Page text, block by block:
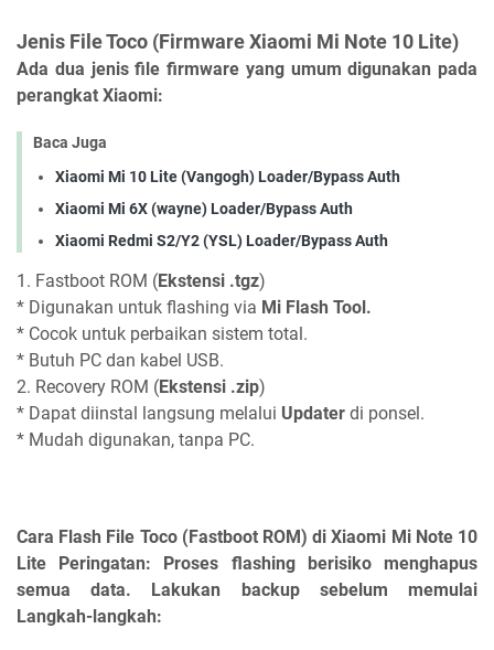
Jenis File Toco (Firmware Xiaomi Mi Note 10 Lite)
Ada dua jenis file firmware yang umum digunakan pada
perangkat Xiaomi:
Baca Juga
Xiaomi Mi 10 Lite (Vangogh) Loader/Bypass Auth
Xiaomi Mi 6X (wayne) Loader/Bypass Auth
Xiaomi Redmi S2/Y2 (YSL) Loader/Bypass Auth
1. Fastboot ROM (Ekstensi .tgz)
* Digunakan untuk flashing via Mi Flash Tool.
* Cocok untuk perbaikan sistem total.
* Butuh PC dan kabel USB.
2. Recovery ROM (Ekstensi .zip)
* Dapat diinstal langsung melalui Updater di ponsel.
* Mudah digunakan, tanpa PC.
Cara Flash File Toco (Fastboot ROM) di Xiaomi Mi Note 10
Lite Peringatan: Proses flashing berisiko menghapus
semua data. Lakukan backup sebelum memulai
Langkah-langkah: